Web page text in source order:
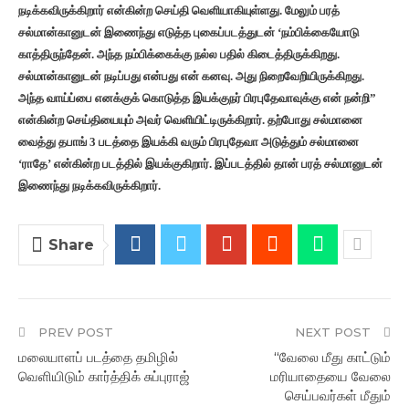
நடிக்கவிருக்கிறார் என்கின்ற செய்தி வெளியாகியுள்ளது. மேலும் பரத்
சல்மான்கானுடன் இணைந்து எடுத்த புகைப்படத்துடன் ‘நம்பிக்கையோடு
காத்திருந்தேன். அந்த நம்பிக்கைக்கு நல்ல பதில் கிடைத்திருக்கிறது.
சல்மான்கானுடன் நடிப்பது என்பது என் கனவு. அது நிறைவேறியிருக்கிறது.
அந்த வாய்ப்பை எனக்குக் கொடுத்த இயக்குநர் பிரபுதேவாவுக்கு என் நன்றி”
என்கின்ற செய்தியையும் அவர் வெளியிட்டிருக்கிறார். தற்போது சல்மானை
வைத்து தபாங் 3 படத்தை இயக்கி வரும் பிரபுதேவா அடுத்தும் சல்மானை
‘ராதே’ என்கின்ற படத்தில் இயக்குகிறார். இப்படத்தில் தான் பரத் சல்மானுடன்
இணைந்து நடிக்கவிருக்கிறார்.
Share
PREV POST
மலையாளப் படத்தை தமிழில்
வெளியிடும் கார்த்திக் சுப்புராஜ்
NEXT POST
“வேலை மீது காட்டும்
மரியாதையை வேலை
செய்பவர்கள் மீதும்